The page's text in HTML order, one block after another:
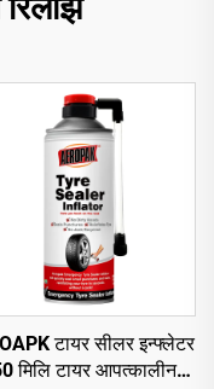
टायर सीलर इन्फ्लेटर
मिलि टायर आपत्कालीन